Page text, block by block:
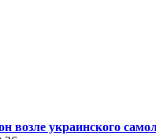
возле украинского